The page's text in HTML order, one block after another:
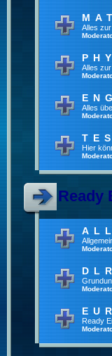
Alles
Alles
Alles
Hier
Ready
Ready